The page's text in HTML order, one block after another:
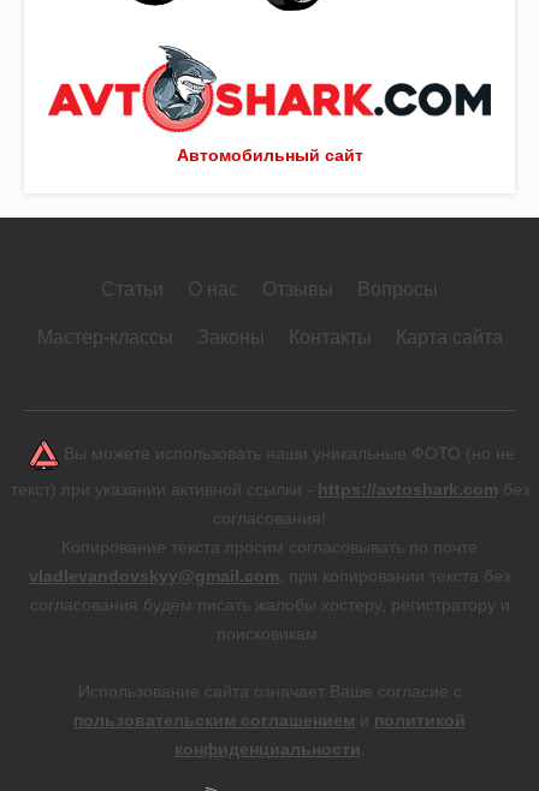
Автомобильный сайт
Статьи О нас Отзывы Вопросы
Мастер-классы Законы Контакты Карта сайта
Вы можете использовать наши уникальные ФОТО (но не
текст) при указании активной ссылки - https://avtoshark.com без
согласования!
Копирование текста просим согласовывать по почте
vladlevandovskyy@gmail.com , при копировании текста без
согласования будем писать жалобы хостеру, регистратору и
поисковикам.
Использование сайта означает Ваше согласие с
пользовательским соглашением и политикой
конфиденциальности